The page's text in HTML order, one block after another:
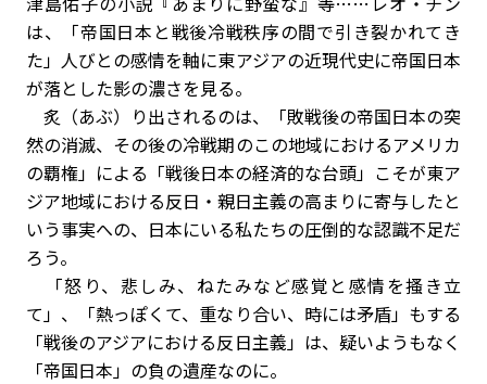
は、「帝国日本と戦後冷戦秩序の間で引き裂かれてき
た」人びとの感情を軸に東アジアの近現代史に帝国日本
が落とした影の濃さを見る。
炙（あぶ）り出されるのは、「敗戦後の帝国日本の突
然の消滅、その後の冷戦期のこの地域におけるアメリカ
の覇権」による「戦後日本の経済的な台頭」こそが東ア
ジア地域における反日・親日主義の高まりに寄与したと
いう事実への、日本にいる私たちの圧倒的な認識不足だ
ろう。
「怒り、悲しみ、ねたみなど感覚と感情を搔き立
て」、「熱っぽくて、重なり合い、時には矛盾」もする
「戦後のアジアにおける反日主義」は、疑いようもなく
「帝国日本」の負の遺産なのに。